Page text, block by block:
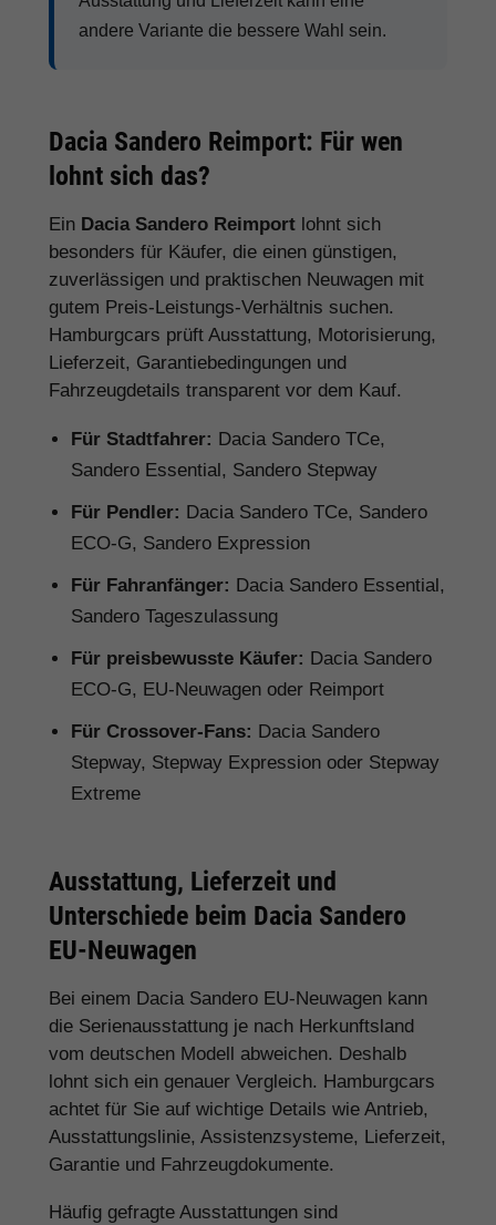
andere Variante die bessere Wahl sein.
Dacia Sandero Reimport: Für wen
lohnt sich das?
Ein Dacia Sandero Reimport lohnt sich
besonders für Käufer, die einen günstigen,
zuverlässigen und praktischen Neuwagen mit
gutem Preis-Leistungs-Verhältnis suchen.
Hamburgcars prüft Ausstattung, Motorisierung,
Lieferzeit, Garantiebedingungen und
Fahrzeugdetails transparent vor dem Kauf.
Für Stadtfahrer: Dacia Sandero TCe,
Sandero Essential, Sandero Stepway
Für Pendler: Dacia Sandero TCe, Sandero
ECO-G, Sandero Expression
Für Fahranfänger: Dacia Sandero Essential,
Sandero Tageszulassung
Für preisbewusste Käufer: Dacia Sandero
ECO-G, EU-Neuwagen oder Reimport
Für Crossover-Fans: Dacia Sandero
Stepway, Stepway Expression oder Stepway
Extreme
Ausstattung, Lieferzeit und
Unterschiede beim Dacia Sandero
EU-Neuwagen
Bei einem Dacia Sandero EU-Neuwagen kann
die Serienausstattung je nach Herkunftsland
vom deutschen Modell abweichen. Deshalb
lohnt sich ein genauer Vergleich. Hamburgcars
achtet für Sie auf wichtige Details wie Antrieb,
Ausstattungslinie, Assistenzsysteme, Lieferzeit,
Garantie und Fahrzeugdokumente.
Häufig gefragte Ausstattungen sind